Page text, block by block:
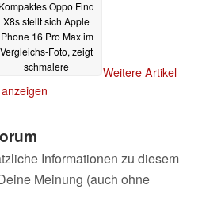
Kompaktes Oppo Find
X8s stellt sich Apple
16 Pro Max im
Vergleichs-Foto, zeigt
schmalere
17.03.2025
Weitere Artikel
anzeigen
Informationen zu diesem
Meinung (auch ohne